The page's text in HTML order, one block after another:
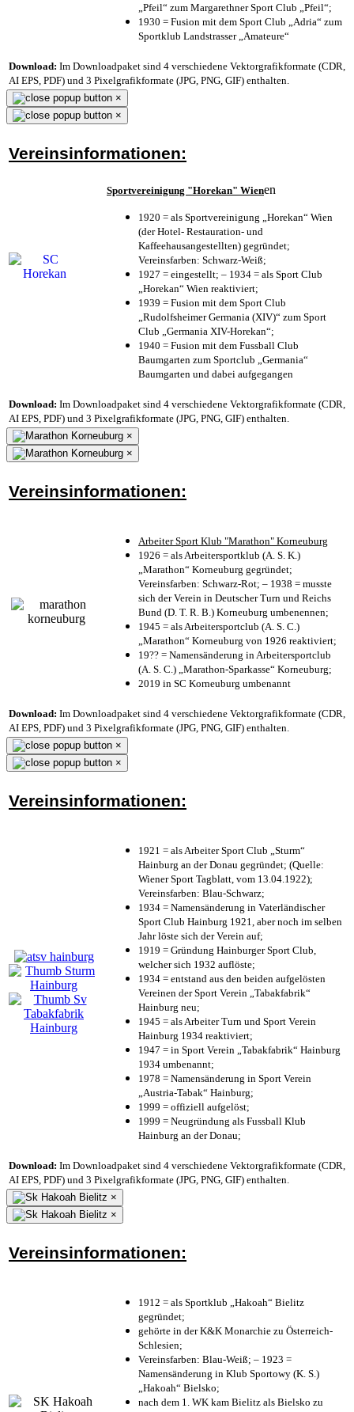
„Pfeil“ zum Margarethner Sport Club „Pfeil“;
1930 = Fusion mit dem Sport Club „Adria“ zum
Sportklub Landstrasser „Amateure“
Download: Im Downloadpaket sind 4 verschiedene Vektorgrafikformate (CDR,
AI EPS, PDF) und 3 Pixelgrafikformate (JPG, PNG, GIF) enthalten.
×
×
Vereinsinformationen:
Sportvereinigung "Horekan" Wienen
1920 = als Sportvereinigung „Horekan“ Wien
(der Hotel- Restauration- und
Kaffeehausangestellten) gegründet;
Vereinsfarben: Schwarz-Weiß;
1927 = eingestellt; – 1934 = als Sport Club
„Horekan“ Wien reaktiviert;
1939 = Fusion mit dem Sport Club
„Rudolfsheimer Germania (XIV)“ zum Sport
Club „Germania XIV-Horekan“;
1940 = Fusion mit dem Fussball Club
Baumgarten zum Sportclub „Germania“
Baumgarten und dabei aufgegangen
Download: Im Downloadpaket sind 4 verschiedene Vektorgrafikformate (CDR,
AI EPS, PDF) und 3 Pixelgrafikformate (JPG, PNG, GIF) enthalten.
×
×
Vereinsinformationen:
Arbeiter Sport Klub "Marathon" Korneuburg
1926 = als Arbeitersportklub (A. S. K.)
„Marathon“ Korneuburg gegründet;
Vereinsfarben: Schwarz-Rot; – 1938 = musste
sich der Verein in Deutscher Turn und Reichs
Bund (D. T. R. B.) Korneuburg umbenennen;
1945 = als Arbeitersportclub (A. S. C.)
„Marathon“ Korneuburg von 1926 reaktiviert;
19?? = Namensänderung in Arbeitersportclub
(A. S. C.) „Marathon-Sparkasse“ Korneuburg;
2019 in SC Korneuburg umbenannt
Download: Im Downloadpaket sind 4 verschiedene Vektorgrafikformate (CDR,
AI EPS, PDF) und 3 Pixelgrafikformate (JPG, PNG, GIF) enthalten.
×
×
Vereinsinformationen:
1921 = als Arbeiter Sport Club „Sturm“
Hainburg an der Donau gegründet; (Quelle:
Wiener Sport Tagblatt, vom 13.04.1922);
Vereinsfarben: Blau-Schwarz;
1934 = Namensänderung in Vaterländischer
Sport Club Hainburg 1921, aber noch im selben
Jahr löste sich der Verein auf;
1919 = Gründung Hainburger Sport Club,
welcher sich 1932 auflöste;
1934 = entstand aus den beiden aufgelösten
Vereinen der Sport Verein „Tabakfabrik“
Hainburg neu;
1945 = als Arbeiter Turn und Sport Verein
Hainburg 1934 reaktiviert;
1947 = in Sport Verein „Tabakfabrik“ Hainburg
1934 umbenannt;
1978 = Namensänderung in Sport Verein
„Austria-Tabak“ Hainburg;
1999 = offiziell aufgelöst;
1999 = Neugründung als Fussball Klub
Hainburg an der Donau;
Download: Im Downloadpaket sind 4 verschiedene Vektorgrafikformate (CDR,
AI EPS, PDF) und 3 Pixelgrafikformate (JPG, PNG, GIF) enthalten.
×
×
Vereinsinformationen:
1912 = als Sportklub „Hakoah“ Bielitz
gegründet;
gehörte in der K&K Monarchie zu Österreich-
Schlesien;
Vereinsfarben: Blau-Weiß; – 1923 =
Namensänderung in Klub Sportowy (K. S.)
„Hakoah“ Bielsko;
nach dem 1. WK kam Bielitz als Bielsko zu